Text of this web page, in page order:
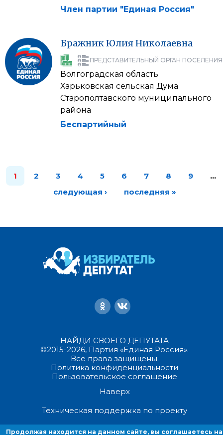
Член партии "Единая Россия"
БражникЮлияНиколаевна
ПРЕДСТАВИТЕЛЬНЫЙ ОРГАН ПОСЕЛЕНИЯ
Волгоградская область
Харьковская сельская Дума
Старополтавского муниципального
района
Беспартийный
1 2 3 4 5 6 7 8 9
…
следующая ›
последняя »
НАЙДИ СВОЕГО ДЕПУТАТА
©2015-2026, Партия «Единая Россия».
Все права защищены.
Политика конфиденциальности
Пользовательское соглашение
Наверх
Техническая поддержка по проекту
Продолжая находиться на данном сайте, вы соглашаетесь на
Продолжая находится на данном сайте, вы соглашаетесь на